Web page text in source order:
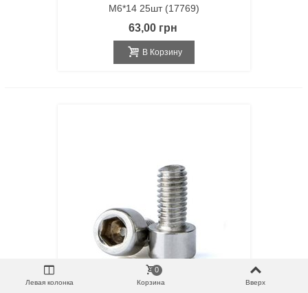
M6*14 25шт (17769)
63,00 грн
В Корзину
Левая колонка Корзина
0
Вверх